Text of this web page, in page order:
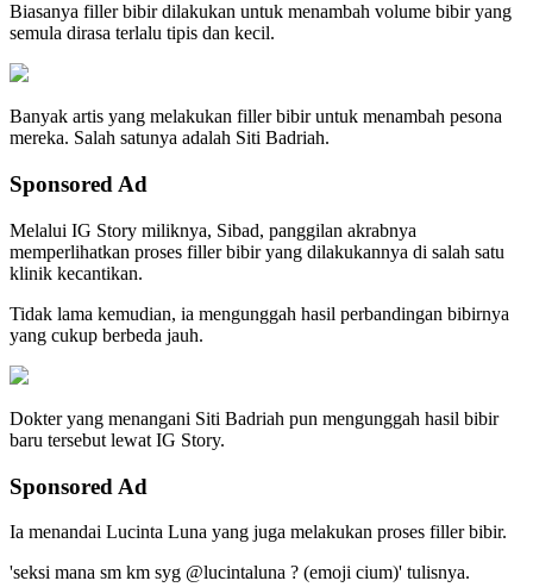
Biasanya filler bibir dilakukan untuk menambah volume bibir yang
semula dirasa terlalu tipis dan kecil.
Banyak artis yang melakukan filler bibir untuk menambah pesona
mereka. Salah satunya adalah Siti Badriah.
Sponsored Ad
Melalui IG Story miliknya, Sibad, panggilan akrabnya
memperlihatkan proses filler bibir yang dilakukannya di salah satu
klinik kecantikan.
Tidak lama kemudian, ia mengunggah hasil perbandingan bibirnya
yang cukup berbeda jauh.
Dokter yang menangani Siti Badriah pun mengunggah hasil bibir
baru tersebut lewat IG Story.
Sponsored Ad
Ia menandai Lucinta Luna yang juga melakukan proses filler bibir.
'seksi mana sm km syg @lucintaluna ? (emoji cium)' tulisnya.